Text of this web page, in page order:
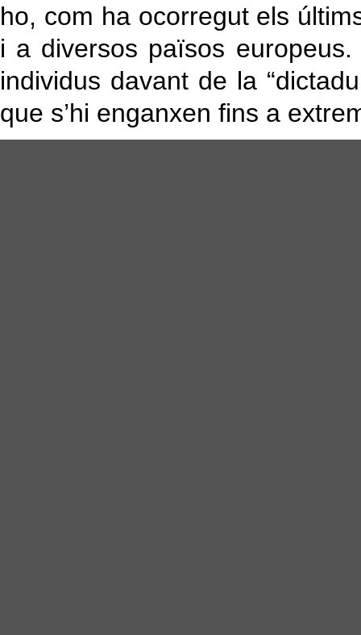
ho, com ha ocorregut els
i a diversos països
individus davant de la
que s’hi enganxen fins a